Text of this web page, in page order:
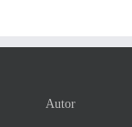
Autor